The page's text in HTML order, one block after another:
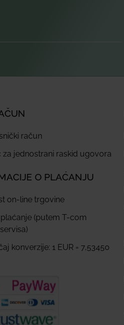
račun
za jednostrani raskid ugovora
O PLAĆANJU
on-line trgovine
(putem T-com
konverzije: 1 EUR = 7,53450